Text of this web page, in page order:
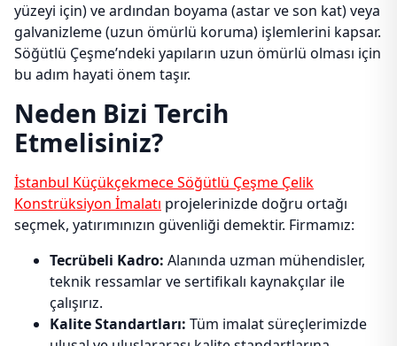
yüzeyi için) ve ardından boyama (astar ve son kat) veya
galvanizleme (uzun ömürlü koruma) işlemlerini kapsar.
Söğütlü Çeşme’ndeki yapıların uzun ömürlü olması için
bu adım hayati önem taşır.
Neden Bizi Tercih
Etmelisiniz?
İstanbul Küçükçekmece Söğütlü Çeşme Çelik
Konstrüksiyon İmalatı projelerinizde doğru ortağı
seçmek, yatırımınızın güvenliği demektir. Firmamız:
Tecrübeli Kadro: Alanında uzman mühendisler,
teknik ressamlar ve sertifikalı kaynakçılar ile
çalışırız.
Kalite Standartları: Tüm imalat süreçlerimizde